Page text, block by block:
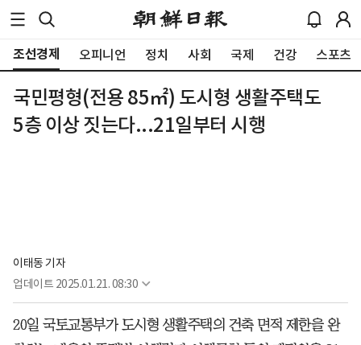
조선경제 오피니언 정치 사회 국제 건강 스포츠
국민평형(전용 85㎡) 도시형 생활주택도
5층 이상 짓는다...21일부터 시행
이태동 기자
업데이트 2025.01.21. 08:30
20일 국토교통부가 도시형 생활주택의 건축 면적 제한을 완